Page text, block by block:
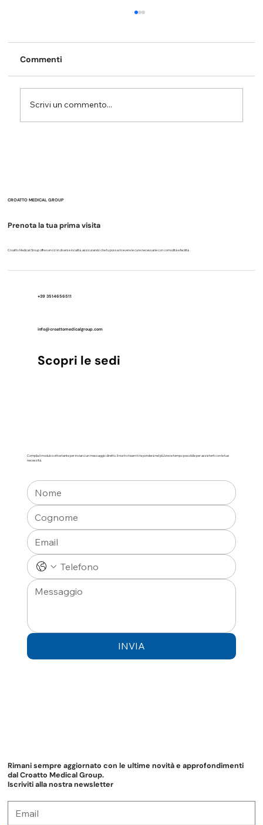
Commenti
Scrivi un commento...
CROATTO MEDICAL GROUP
Prenota la tua prima visita
Croatto Medical Group offre servizi in diverse località, assicurando che tu possa ricevere le cure necessarie con comodità e facilità
+39 3514656511
info@croattomedicalgroup.com
Scopri le sedi
Compila il modulo sottostante per inviarci un messaggio diretto. Il nostro team ti risponderà nel più breve tempo possibile per assisterti con le tue
necessità.
INVIA
Rimani sempre aggiornato con le ultime novità e approfondimenti
dal Croatto Medical Group.
Iscriviti alla nostra newsletter